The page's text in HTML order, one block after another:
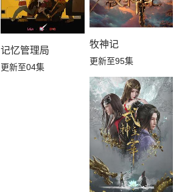
第08集 第07集
第04集
第02集
记忆管理局
更新至04集
牧神记
更新至95集